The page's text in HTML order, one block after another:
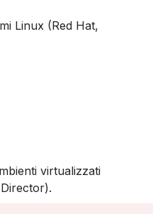
Linux (Red Hat,
virtualizzati